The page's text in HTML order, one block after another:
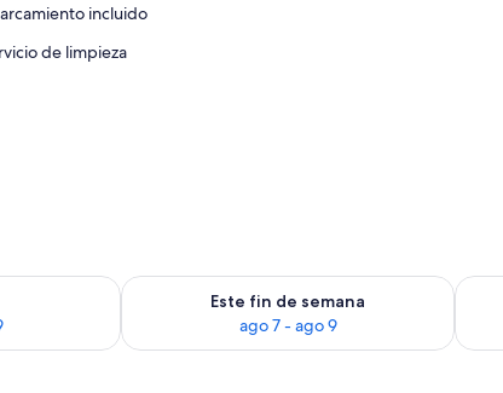
incluido
de limpieza
mañana, ago 8 - ago 9
Este fin de semana
ago 7 - ago 9
Consulta la disponibilidad para este fin de